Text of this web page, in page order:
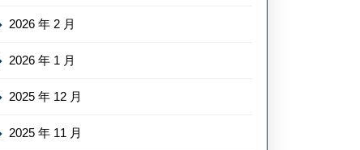
2026 年 2 月
2026 年 1 月
2025 年 12 月
2025 年 11 月